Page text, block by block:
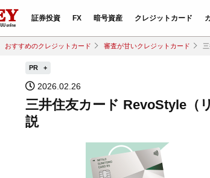
証券投資 FX 暗号資産 クレジットカード
おすすめのクレジットカード 審査が甘いクレジットカード
PR
2026.02.26
三井住友カード RevoStyle（
説